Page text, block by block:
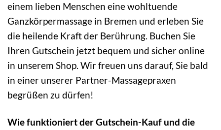
einem lieben Menschen eine wohltuende
Ganzkörpermassage in Bremen und erleben Sie
die heilende Kraft der Berührung. Buchen Sie
Ihren Gutschein jetzt bequem und sicher online
in unserem Shop. Wir freuen uns darauf, Sie bald
in einer unserer Partner-Massagepraxen
begrüßen zu dürfen!
Wie funktioniert der Gutschein-Kauf und die